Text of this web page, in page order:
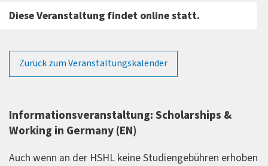
Diese Veranstaltung findet online statt.
Zurück zum Veranstaltungskalender
Informationsveranstaltung: Scholarships &
Working in Germany (EN)
Auch wenn an der HSHL keine Studiengebühren erhoben